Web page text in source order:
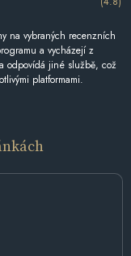
na vybraných recenzních
a vycházejí z
odpovídá jiné službě, což
platformami.